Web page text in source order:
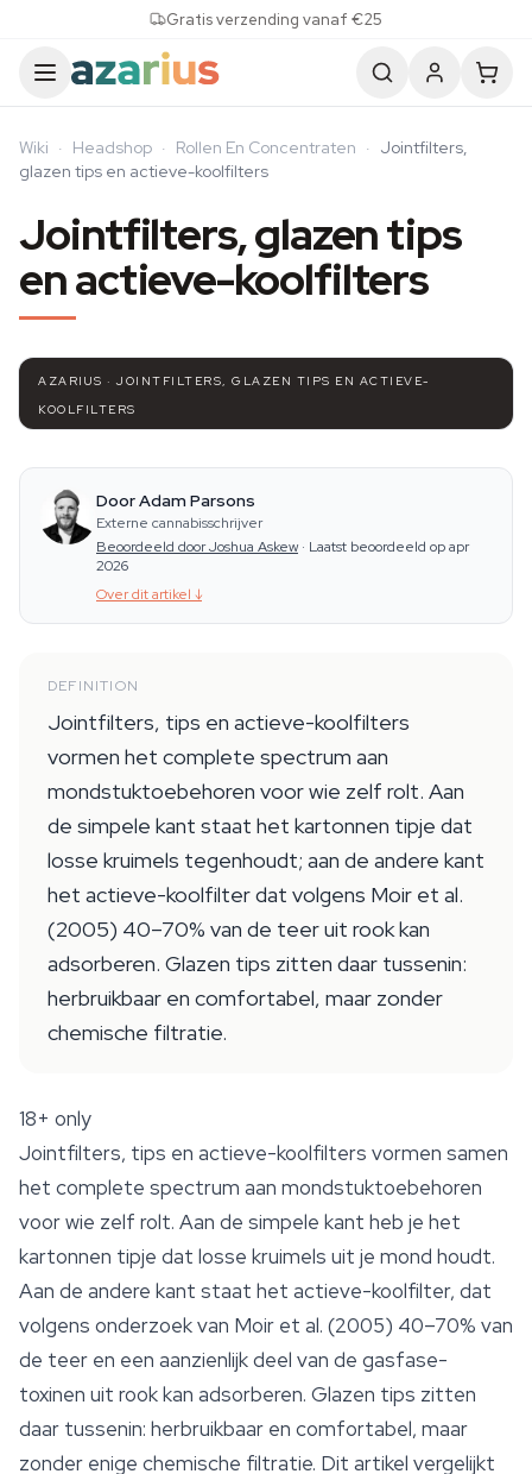
Gratis verzending vanaf €25
Wiki · Headshop · Rollen En Concentraten · Jointfilters,
glazen tips en actieve-koolfilters
Jointfilters, glazen tips
en actieve-koolfilters
AZARIUS · JOINTFILTERS, GLAZEN TIPS EN ACTIEVE-
KOOLFILTERS
Door Adam Parsons
Externe cannabisschrijver
Beoordeeld door Joshua Askew · Laatst beoordeeld op apr
2026
Over dit artikel ↓
DEFINITION
Jointfilters, tips en actieve-koolfilters
vormen het complete spectrum aan
mondstuktoebehoren voor wie zelf rolt. Aan
de simpele kant staat het kartonnen tipje dat
losse kruimels tegenhoudt; aan de andere kant
het actieve-koolfilter dat volgens Moir et al.
(2005) 40–70% van de teer uit rook kan
adsorberen. Glazen tips zitten daar tussenin:
herbruikbaar en comfortabel, maar zonder
chemische filtratie.
18+ only
Jointfilters, tips en actieve-koolfilters vormen samen
het complete spectrum aan mondstuktoebehoren
voor wie zelf rolt. Aan de simpele kant heb je het
kartonnen tipje dat losse kruimels uit je mond houdt.
Aan de andere kant staat het actieve-koolfilter, dat
volgens onderzoek van Moir et al. (2005) 40–70% van
de teer en een aanzienlijk deel van de gasfase-
toxinen uit rook kan adsorberen. Glazen tips zitten
daar tussenin: herbruikbaar en comfortabel, maar
zonder enige chemische filtratie. Dit artikel vergelijkt